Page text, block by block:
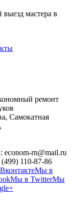
выезд мастера в
ремонт
, Самокатная
econom-rn@mail.ru
(499) 110-87-86
Мы в
Мы в TwitterМы